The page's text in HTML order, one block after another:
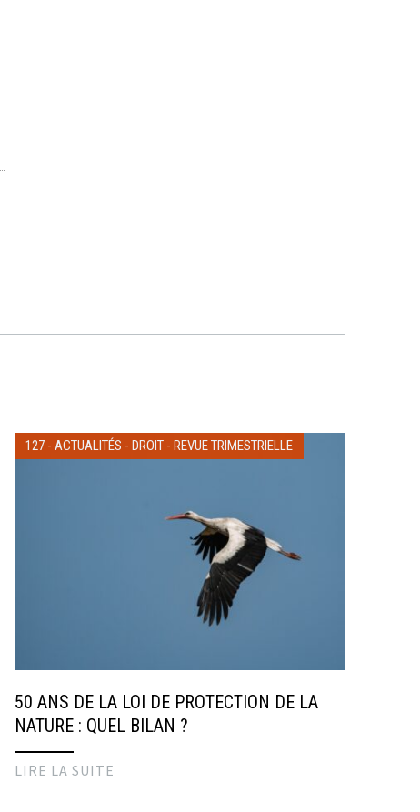
127- ACTUALITÉS - DROIT- REVUE TRIMESTRIELLE
50 ANS DE LA LOI DE PROTECTION DE LA
NATURE : QUEL BILAN ?
LIRE LA SUITE